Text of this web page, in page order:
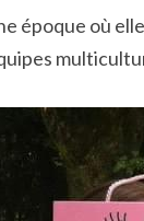
époque où